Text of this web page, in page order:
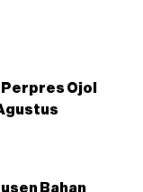
Ojol
Bahan